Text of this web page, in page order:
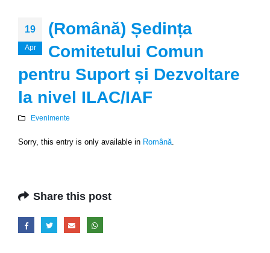
19
Apr
(Română) Ședința
Comitetului Comun
pentru Suport și Dezvoltare
la nivel ILAC/IAF
Evenimente
Sorry, this entry is only available in Română.
Share this post